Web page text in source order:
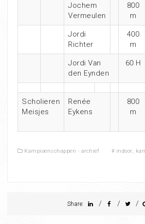
Jochem
Vermeulen
800
m
Jordi
Richter
400
m
Jordi Van
den Eynden
60 H
Scholieren
Meisjes
Renée
Eykens
800
m
Kampioenschappen - archief # indoor,
Share: / / /